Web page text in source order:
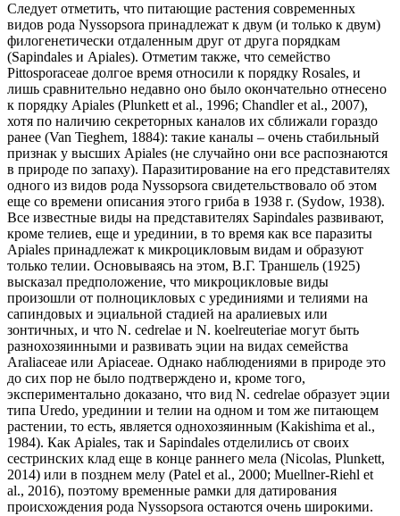
Следует отметить, что питающие растения современных
видов рода Nyssopsora принадлежат к двум (и только к двум)
филогенетически отдаленным друг от друга порядкам
(Sapindales и Apiales). Отметим также, что семейство
Pittosporaceae долгое время относили к порядку Rosales, и
лишь сравнительно недавно оно было окончательно отнесено
к порядку Apiales (Plunkett et al., 1996; Chandler et al., 2007),
хотя по наличию секреторных каналов их сближали гораздо
ранее (Van Tieghem, 1884): такие каналы – очень стабильный
признак у высших Apiales (не случайно они все распознаются
в природе по запаху). Паразитирование на его представителях
одного из видов рода Nyssopsora свидетельствовало об этом
еще со времени описания этого гриба в 1938 г. (Sydow, 1938).
Все известные виды на представителях Sapindales развивают,
кроме телиев, еще и урединии, в то время как все паразиты
Apiales принадлежат к микроцикловым видам и образуют
только телии. Основываясь на этом, В.Г. Траншель (1925)
высказал предположение, что микроцикловые виды
произошли от полноцикловых с урединиями и телиями на
сапиндовых и эциальной стадией на аралиевых или
зонтичных, и что N. cedrelae и N. koelreuteriae могут быть
разнохозяинными и развивать эции на видах семейства
Araliaceae или Apiaceae. Однако наблюдениями в природе это
до сих пор не было подтверждено и, кроме того,
экспериментально доказано, что вид N. cedrelae образует эции
типа Uredo, урединии и телии на одном и том же питающем
растении, то есть, является однохозяинным (Kakishima et al.,
1984). Как Apiales, так и Sapindales отделились от своих
сестринских клад еще в конце раннего мела (Nicolas, Plunkett,
2014) или в позднем мелу (Patel et al., 2000; Muellner-Riehl et
al., 2016), поэтому временные рамки для датирования
происхождения рода Nyssopsora остаются очень широкими.